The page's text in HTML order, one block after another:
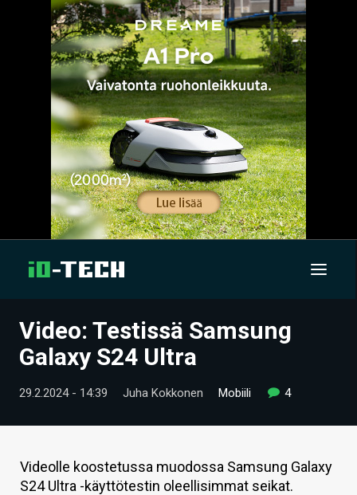
UUTISET
TIETOA
Video: Testissä Samsung
Galaxy S24 Ultra
29.2.2024 - 14:39 Juha Kokkonen Mobiili 4
Videolle koostetussa muodossa Samsung Galaxy
S24 Ultra -käyttötestin oleellisimmat seikat.